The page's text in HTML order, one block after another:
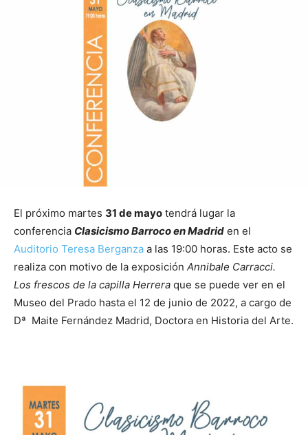
El próximo martes 31 de mayo tendrá lugar la
conferencia Clasicismo Barroco en Madrid en el
Auditorio Teresa Berganza a las 19:00 horas. Este acto se
realiza con motivo de la exposición Annibale Carracci.
Los frescos de la capilla Herrera que se puede ver en el
Museo del Prado hasta el 12 de junio de 2022, a cargo de
Dª Maite Fernández Madrid, Doctora en Historia del Arte.